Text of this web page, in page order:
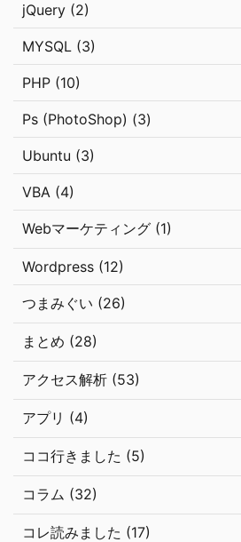
jQuery (2)
MYSQL (3)
PHP (10)
Ps (PhotoShop) (3)
Ubuntu (3)
VBA (4)
Webマーケティング (1)
Wordpress (12)
つまみぐい (26)
まとめ (28)
アクセス解析 (53)
アプリ (4)
ココ行きました (5)
コラム (32)
コレ読みました (17)